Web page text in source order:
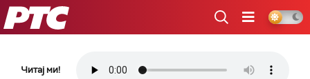
РТС
Читај ми!